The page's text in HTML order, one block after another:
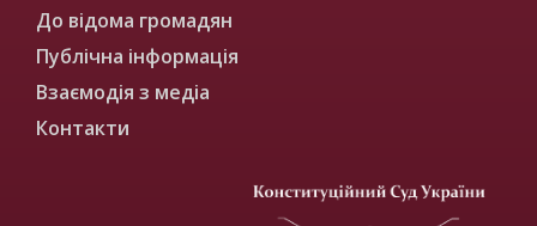
До відома громадян
Публічна інформація
Взаємодія з медіа
Контакти